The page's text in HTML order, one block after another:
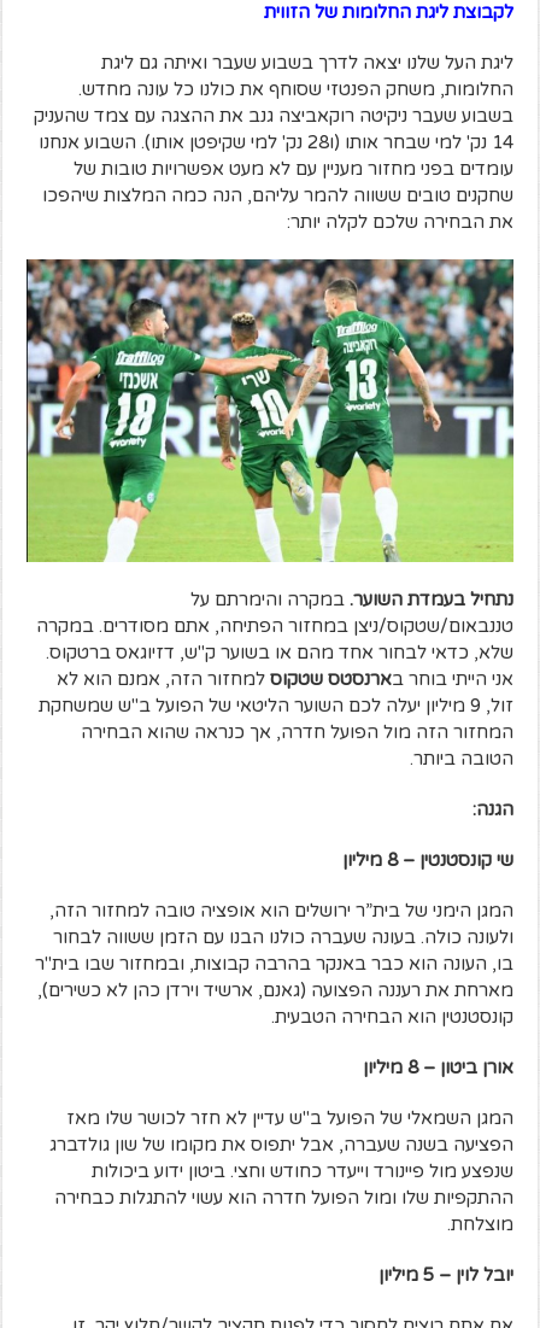
לקבוצת ליגת החלומות של הזווית
ליגת העל שלנו יצאה לדרך בשבוע שעבר ואיתה גם ליגת
החלומות, משחק הפנטזי שסוחף את כולנו כל עונה מחדש.
בשבוע שעבר ניקיטה רוקאביצה גנב את ההצגה עם צמד שהעניק
14 נק' למי שבחר אותו (ו28 נק' למי שקיפטן אותו). השבוע אנחנו
עומדים בפני מחזור מעניין עם לא מעט אפשרויות טובות של
שחקנים טובים ששווה להמר עליהם, הנה כמה המלצות שיהפכו
את הבחירה שלכם לקלה יותר:
נתחיל בעמדת השוער. במקרה והימרתם על
טננבאום/שטקוס/ניצן במחזור הפתיחה, אתם מסודרים. במקרה
שלא, כדאי לבחור אחד מהם או בשוער ק"ש, דזיוגאס ברטקוס.
אני הייתי בוחר בארנסטס שטקוס למחזור הזה, אמנם הוא לא
זול, 9 מיליון יעלה לכם השוער הליטאי של הפועל ב"ש שמשחקת
המחזור הזה מול הפועל חדרה, אך כנראה שהוא הבחירה
הטובה ביותר.
הגנה:
שי קונסטנטין – 8 מיליון
המגן הימני של בית”ר ירושלים הוא אופציה טובה למחזור הזה,
ולעונה כולה. בעונה שעברה כולנו הבנו עם הזמן ששווה לבחור
בו, העונה הוא כבר באנקר בהרבה קבוצות, ובמחזור שבו בית"ר
מארחת את רעננה הפצועה (גאנם, ארשיד וירדן כהן לא כשירים),
קונסטנטין הוא הבחירה הטבעית.
אורן ביטון – 8 מיליון
המגן השמאלי של הפועל ב"ש עדיין לא חזר לכושר שלו מאז
הפציעה בשנה שעברה, אבל יתפוס את מקומו של שון גולדברג
שנפצע מול פיינורד וייעדר כחודש וחצי. ביטון ידוע ביכולות
ההתקפיות שלו ומול הפועל חדרה הוא עשוי להתגלות כבחירה
מוצלחת.
יובל לוין – 5 מיליון